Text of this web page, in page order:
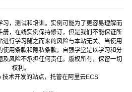
习，测试和培训。实例可能为了更容易理解而
册，在线实例保持修订，但是我们不能保证所
行学习随之而来的风险与本站无关。当使用
使用条款和隐私条款。自强学堂是以学习和分
及风险不承担任何责任。版权所有，保留一切
权利。
技术开发的站点，托管在阿里云ECS